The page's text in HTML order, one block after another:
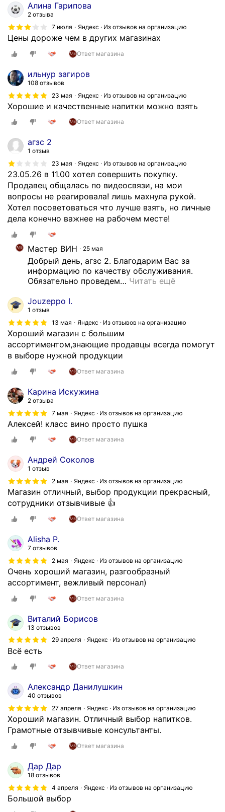
Алина Гарипова
2 отзыва
7 июля
Яндекс · Из отзывов на организацию
Цены дороже чем в других магазинах
Ответ магазина
ильнур загиров
108 отзывов
23 мая
Яндекс · Из отзывов на организацию
Хорошие и качественные напитки можно взять
Ответ магазина
агзс 2
1 отзыв
23 мая
Яндекс · Из отзывов на организацию
23.05.26 в 11.00 хотел совершить покупку.
Продавец общалась по видеосвязи, на мои
вопросы не реагировала! лишь махнула рукой.
Хотел посоветоваться что лучше взять, но личные
дела конечно важнее на рабочем месте!
Мастер ВИН 25 мая
Добрый день, агзс 2. Благодарим Вас за
информацию по качеству обслуживания.
Обязательно проведем… Читать ещё
Jouzeppo I.
1 отзыв
13 мая
Яндекс · Из отзывов на организацию
Хороший магазин с большим
ассортиментом,знающие продавцы всегда помогут
в выборе нужной продукции
Ответ магазина
Карина Искужина
2 отзыва
7 мая
Яндекс · Из отзывов на организацию
Алексей! класс вино просто пушка
Ответ магазина
Андрей Соколов
1 отзыв
2 мая
Яндекс · Из отзывов на организацию
Магазин отличный, выбор продукции прекрасный,
сотрудники отзывчивые 👍
Ответ магазина
Alisha P.
7 отзывов
2 мая
Яндекс · Из отзывов на организацию
Очень хороший магазин, разгообразный
ассортимент, вежливый персонал)
Ответ магазина
Виталий Борисов
13 отзывов
29 апреля
Яндекс · Из отзывов на организацию
Всё есть
Ответ магазина
Александр Данилушкин
40 отзывов
27 апреля
Яндекс · Из отзывов на организацию
Хороший магазин. Отличный выбор напитков.
Грамотные отзывчивые консультанты.
Ответ магазина
Дар Дар
18 отзывов
4 апреля
Яндекс · Из отзывов на организацию
Большой выбор